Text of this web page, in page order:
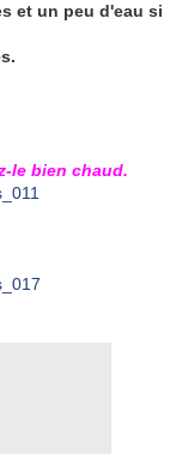
et un peu d'eau si
le bien chaud.